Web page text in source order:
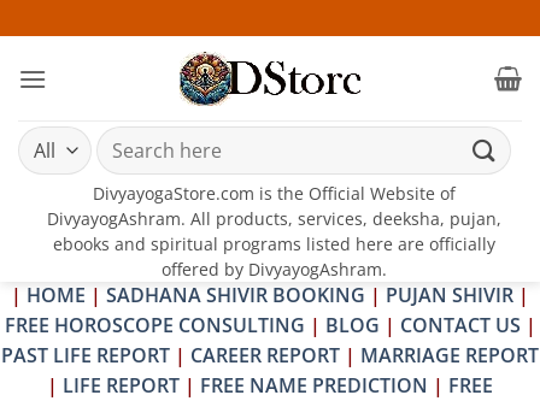
to
content
Search
for:
DivyayogaStore.com is the Official Website of
DivyayogAshram. All products, services, deeksha, pujan,
ebooks and spiritual programs listed here are officially
offered by DivyayogAshram.
| HOME | SADHANA SHIVIR BOOKING | PUJAN SHIVIR |
FREE HOROSCOPE CONSULTING | BLOG | CONTACT US |
PAST LIFE REPORT | CAREER REPORT | MARRIAGE REPORT
| LIFE REPORT | FREE NAME PREDICTION | FREE